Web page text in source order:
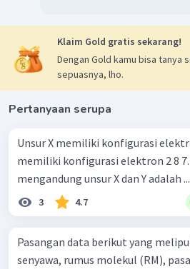
Klaim Gold gratis sekarang!
Dengan Gold kamu bisa tanya
sepuasnya, lho.
Pertanyaan serupa
Unsur X memiliki konfigurasi elektron 2 8
memiliki konfigurasi elektron 2 8 7. Rumus senyawa yang
mengandung unsur X dan Y adalah
3 4.7
Pasangan data berikut yang
senyawa, rumus molekul (RM),